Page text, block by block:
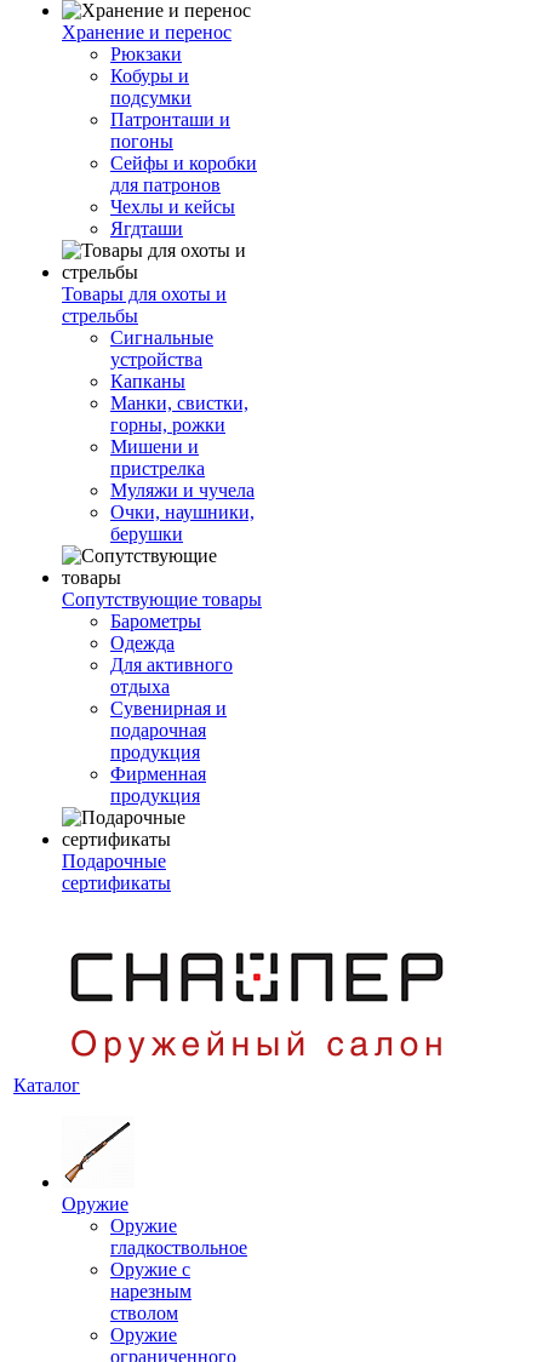
Хранение и перенос
Рюкзаки
Кобуры и
подсумки
Патронташи и
погоны
Сейфы и коробки
для патронов
Чехлы и кейсы
Ягдташи
Товары для охоты и
стрельбы
Сигнальные
устройства
Капканы
Манки, свистки,
горны, рожки
Мишени и
пристрелка
Муляжи и чучела
Очки, наушники,
берушки
Сопутствующие товары
Барометры
Одежда
Для активного
отдыха
Сувенирная и
подарочная
продукция
Фирменная
продукция
Подарочные
сертификаты
Каталог
Оружие
Оружие
гладкоствольное
Оружие с
нарезным
стволом
Оружие
ограниченного